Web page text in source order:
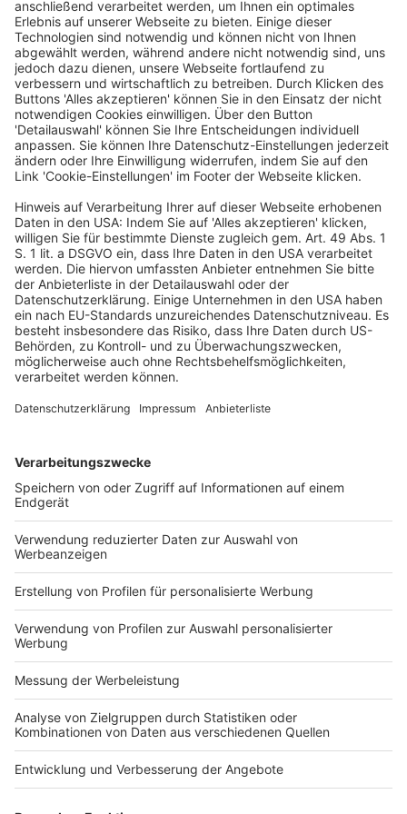
Berufsqualifikationsfeststellungsgesetz sind keine
Praktika im mindestlohnrechtlichen Sinne. Sie
unterfallen nicht dem persönlichen Geltungsbereich
des Mindestlohngesetzes.
(Leitsatz)
1. Dem Begriff des Arbeitnehmers iSv.
§ 22 Abs. 1 Satz
1 MiLoGliegt der nationale allgemeine
Arbeitnehmerbegriff zugrunde (Rn. 17).
2. Eine Anpassungsqualifizierung als Maßnahme, die im
Zusammenhang mit der Anerkennung ausländischer
Berufsqualifikationen nach §
§ 4 ff. BQFGdazu dient,
von der zuständigen Anerkennungsstelle in einem
förmlichen Bescheid ausgewiesene wesentliche
Unterschiede zwischen einem im Ausland erworbenen
Ausbildungsnachweis und dem Abschluss in einem
deutschen Ausbildungsberuf (nicht-reglementierter
Referenzberuf) auszugleichen, ist eine iSv. § 22 Abs. 1
Satz 3 Halbs. 2
MiLoG
Berufsbildungsgesetzes „vergleichbare praktische
Rechtsverhältnis mit einem privaten Ausbilder einer
solchen Qualifizierung unterzieht, unterfällt nicht dem
persönlichen Geltungsbereich des
Mindestlohngesetzes (Rn. 21 ff.).
(Orientierungssätze)
Volltext:BB-ONLINE BBL2021-883-1
Anerkennung ausländischer Berufsqualifikation
Anpassungsqualifizierung
Geltungsbereich
Mindestlohn